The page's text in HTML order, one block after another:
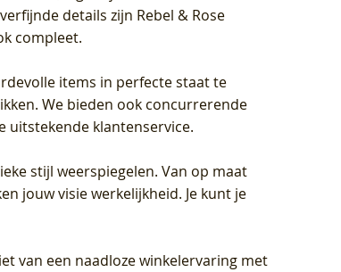
details zijn Rebel & Rose
compleet.
items in perfecte staat te
We bieden ook concurrerende
uitstekende klantenservice.
stijl weerspiegelen. Van op maat
jouw visie werkelijkheid. Je kunt je
van een naadloze winkelervaring met